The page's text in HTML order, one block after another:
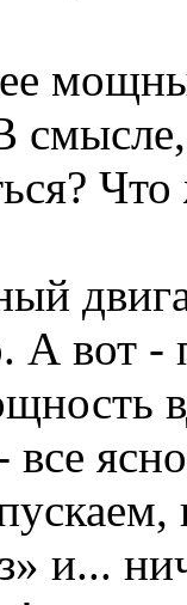
А вот -
и...